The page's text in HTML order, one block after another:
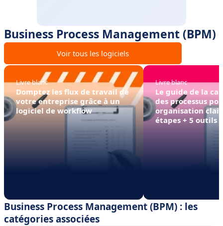
Business Process Management (BPM)
Voir tous les logiciels
Livre blanc
Domptez les flux de travail de
votre entreprise grâce à un
logiciel de workflow
Livre blanc
Le guide de la
des processus
organisation
étapes + 5 outils
Business Process Management (BPM) : les
catégories associées